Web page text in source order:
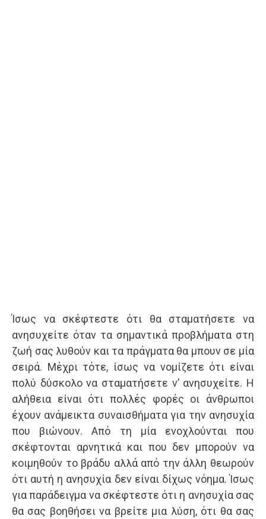
Ίσως να σκέφτεστε ότι θα σταματήσετε να
ανησυχείτε όταν τα σημαντικά προβλήματα στη
ζωή σας λυθούν και τα πράγματα θα μπουν σε μία
σειρά. Μέχρι τότε, ίσως να νομίζετε ότι είναι
πολύ δύσκολο να σταματήσετε ν’ ανησυχείτε. Η
αλήθεια είναι ότι πολλές φορές οι άνθρωποι
έχουν ανάμεικτα συναισθήματα για την ανησυχία
που βιώνουν. Από τη μία ενοχλούνται που
σκέφτονται αρνητικά και που δεν μπορούν να
κοιμηθούν το βράδυ αλλά από την άλλη θεωρούν
ότι αυτή η ανησυχία δεν είναι δίχως νόημα. Ίσως
για παράδειγμα να σκέφτεστε ότι η ανησυχία σας
θα σας βοηθήσει να βρείτε μια λύση, ότι θα σας